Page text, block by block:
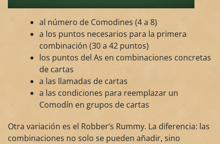
al número de Comodines (4 a 8)
a los puntos necesarios para la primera
combinación (30 a 42 puntos)
los puntos del As en combinaciones concretas
de cartas
a las llamadas de cartas
a las condiciones para reemplazar un
Comodín en grupos de cartas
Otra variación es el Robber’s Rummy. La diferencia: las
combinaciones no solo se pueden añadir, sino